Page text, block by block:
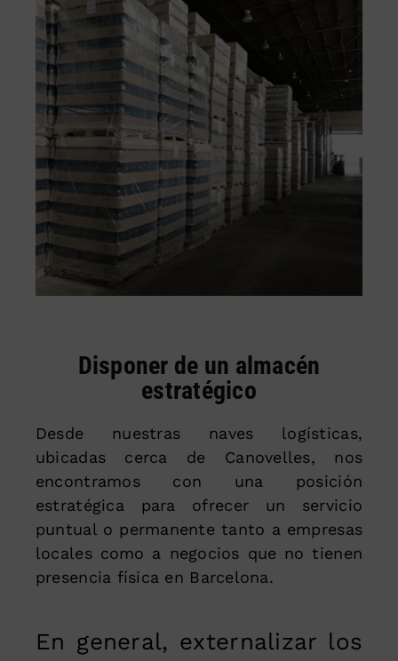
Disponer de un almacén
estratégico
Desde nuestras naves logísticas,
ubicadas cerca de Canovelles, nos
encontramos con una posición
estratégica para ofrecer un servicio
puntual o permanente tanto a empresas
locales como a negocios que no tienen
presencia física en Barcelona.
En general, externalizar los